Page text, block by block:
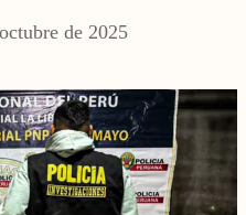
de 2025